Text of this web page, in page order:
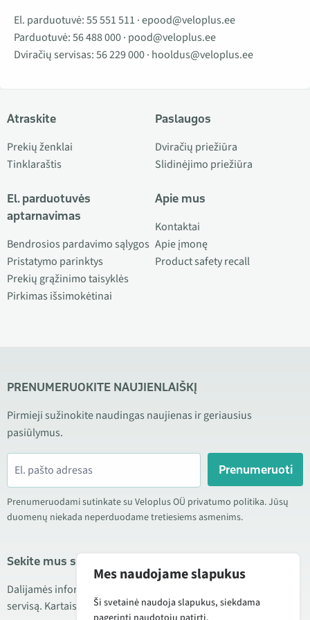
El. parduotuvė:55 551 511 ·epood@veloplus.ee
Parduotuvė:56 488 000· pood@veloplus.ee
Dviračių servisas:56 229 000· hooldus@veloplus.ee
Atraskite
Prekių ženklai
Tinklaraštis
El. parduotuvės
aptarnavimas
Bendrosios pardavimo sąlygos
Pristatymo parinktys
Prekių grąžinimo taisyklės
Pirkimas išsimokėtinai
Paslaugos
Dviračių priežiūra
Slidinėjimo priežiūra
Apie mus
Kontaktai
Apie įmonę
Product safety recall
PRENUMERUOKITE NAUJIENLAIŠKĮ
Pirmieji sužinokite naudingas naujienas ir geriausius
pasiūlymus.
Prenumeruoti
Prenumeruodami sutinkate su Veloplus OÜ privatumo politika. Jūsų
duomenų niekada neperduodame tretiesiems asmenims.
Sekite mus socialiniuose tinkluose
Dalijamės informacija apie geras kainas, naujus produktus ir
servisą. Kartais taip pat publikuojame produktų apžvalgas.
Mes naudojame slapukus
Ši svetainė naudoja slapukus, siekdama